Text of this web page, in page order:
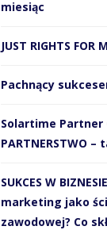
miesiąc
JUST RIGHTS FOR
Pachnący
Solartime Partner
PARTNERSTWO
SUKCES W
marketing jako
zawodowej? Co